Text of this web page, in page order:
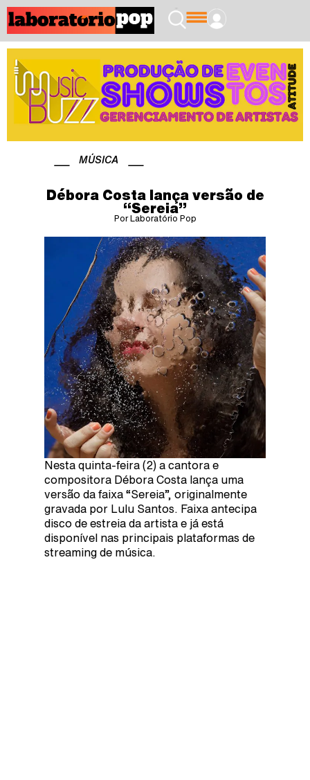
MÚSICA
Débora Costa lança versão de
“Sereia”
Por Laboratório Pop
Nesta quinta-feira (2) a cantora e
compositora Débora Costa lança uma
versão da faixa “Sereia”, originalmente
gravada por Lulu Santos. Faixa antecipa
disco de estreia da artista e já está
disponível nas principais plataformas de
streaming de música.